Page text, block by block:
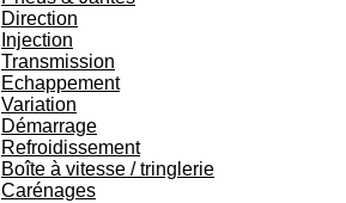
Direction
Injection
Transmission
Echappement
Variation
Démarrage
Refroidissement
Boîte à vitesse / tringlerie
Carénages